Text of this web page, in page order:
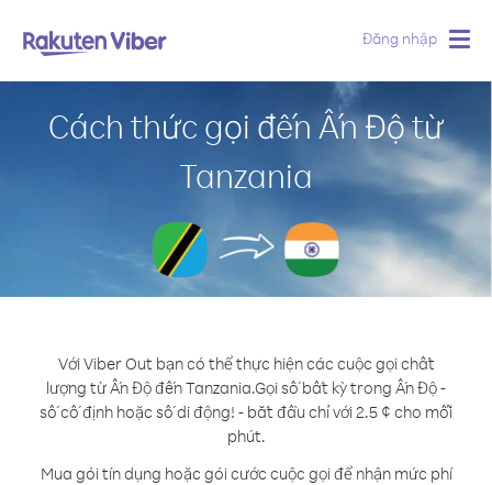
Đăng nhập
Cách thức gọi đến Ấn Độ từ
Tanzania
Với Viber Out bạn có thể thực hiện các cuộc gọi chất
lượng từ Ấn Độ đến Tanzania.Gọi số bất kỳ trong Ấn Độ -
số cố định hoặc số di động! - bắt đầu chỉ với 2.5 ¢ cho mỗi
phút.
Mua gói tín dụng hoặc gói cước cuộc gọi để nhận mức phí